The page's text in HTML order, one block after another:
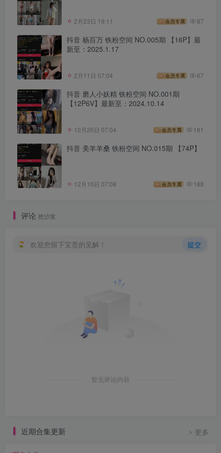
2月23日 19:11 会员专属 87
抖音 杨百万 铁粉空间 NO.005期 【16P】最
新至：2025.1.17
2月11日 07:04 会员专属 67
抖音 磨人小妖精 铁粉空间 NO.001期
【12P6V】最新至：2024.10.14
10月26日 07:04 会员专属 181
抖音 美羊羊桑 铁粉空间 NO.015期 【74P】
12月10日 07:08 会员专属 188
评论 抢沙发
欢迎您留下宝贵的见解！ 提交
暂无评论内容
近期合集更新 更多